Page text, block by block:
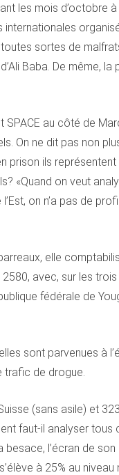
les mois d’octobre
sortes de
Baba. De même,
SPACE au côté de
On ne dit pas non
prison ils
«Quand on veut
on n’a pas de
elle
avec, sur les
fédérale de
sont parvenues à
de drogue.
(sans asile) et
faut-il analyser tous
l’écran de son
à 25% au